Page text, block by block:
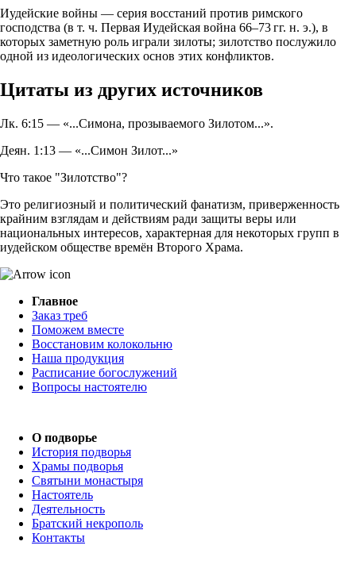
Иудейские войны — серия восстаний против римского
господства (в т. ч. Первая Иудейская война 66–73 гг. н. э.), в
которых заметную роль играли зилоты; зилотство послужило
одной из идеологических основ этих конфликтов.
Цитаты из других источников
Лк. 6:15 — «...Симона, прозываемого Зилотом...».
Деян. 1:13 — «...Симон Зилот...»
Что такое "Зилотство"?
Это религиозный и политический фанатизм, приверженность
крайним взглядам и действиям ради защиты веры или
национальных интересов, характерная для некоторых групп в
иудейском обществе времён Второго Храма.
Главное
Заказ треб
Поможем вместе
Восстановим колокольню
Наша продукция
Расписание богослужений
Вопросы настоятелю
О подворье
История подворья
Храмы подворья
Святыни монастыря
Настоятель
Деятельность
Братский некрополь
Контакты